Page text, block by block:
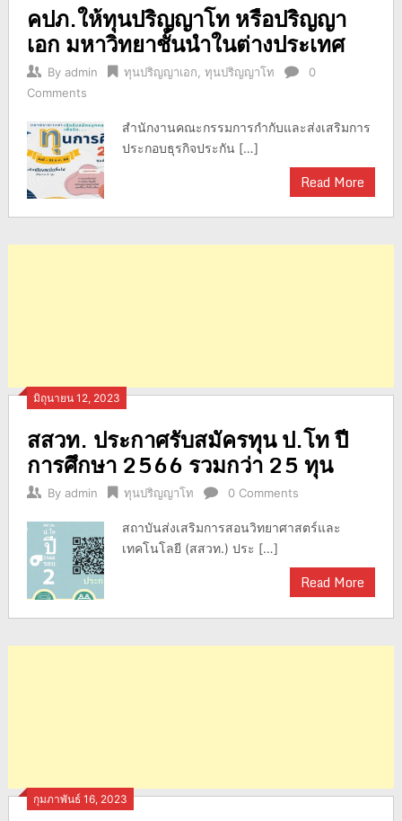
คปภ.ให้ทุนปริญญาโท หรือปริญญา
เอก มหาวิทยาชั้นนำในต่างประเทศ
By admin ทุนปริญญาเอก, ทุนปริญญาโท
0
Comments
สำนักงานคณะกรรมการกำกับและส่งเสริมการ
ประกอบธุรกิจประกัน […]
Read More
มิถุนายน 12, 2023
สสวท. ประกาศรับสมัครทุน ป.โท ปี
การศึกษา 2566 รวมกว่า 25 ทุน
By admin ทุนปริญญาโท 0 Comments
สถาบันส่งเสริมการสอนวิทยาศาสตร์และ
เทคโนโลยี (สสวท.) ประ […]
Read More
กุมภาพันธ์ 16, 2023